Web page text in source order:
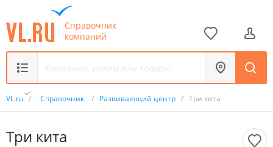
Справочник
компаний
VL.ru / Справочник / Развивающий центр / Три кита
Три кита